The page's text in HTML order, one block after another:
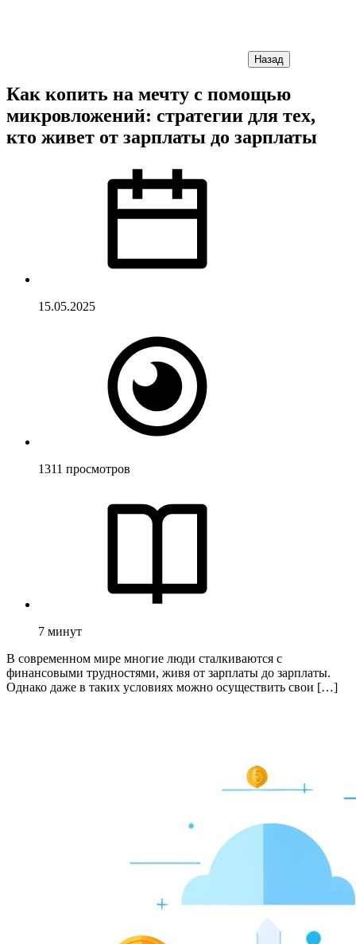
Назад
Как копить на мечту с помощью
микровложений: стратегии для тех,
кто живет от зарплаты до зарплаты
15.05.2025
1311 просмотров
7 минут
В современном мире многие люди сталкиваются с
финансовыми трудностями, живя от зарплаты до зарплаты.
Однако даже в таких условиях можно осуществить свои […]